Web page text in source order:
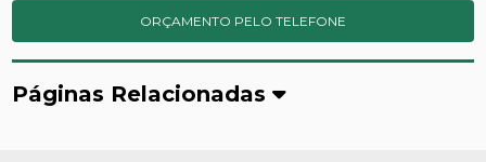
ORÇAMENTO PELO TELEFONE
Páginas Relacionadas